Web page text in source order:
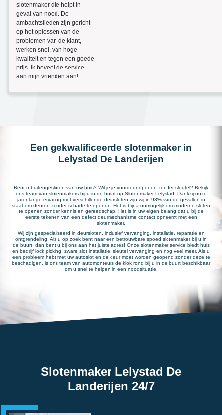
slotenmaker die helpt in
geval van nood. De
ambachtslieden zijn gericht
op het oplossen van de
problemen van de klant,
werken snel, van hoge
kwaliteit en tegen een goede
prijs. Ik beveel de service
aan mijn vrienden aan!
Een gekwalificeerde slotenmaker in
Lelystad De Landerijen
Bent u buitengesloten van uw huis? Wil je je voordeur openen zonder sleutel? Bekijk
ons team van slotenmakers bij u in de buurt op Slotenmaker-Lelystad. Dankzij onze
jarenlange ervaring met verschillende deursloten zijn wij in 98% van de gevallen in
staat om deuren zonder schade te openen. Het is bijna onmogelijk om moderne sloten
te openen zonder kennis en gereedschap. Het is in uw eigen belang dat u bij de
eerste tekenen van een defect deurmechanisme contact opneemt met een
slotenmaker.
Wij zijn gespecialiseerd in deursloten, inclusief vervanging, installatie, reparatie en
ontgrendeling. Als u op zoek bent naar een betrouwbare spoed slotenmaker bij u in
de buurt, dan bent u bij ons aan het juiste adres! Onze slotenmaker service biedt huis
en bedrijf lock picking, zware slot installatie, sleutel vervanging en nog veel meer. Als u
een probleem hebt met uw autoslot en de deur moet worden geopend zonder deze te
beschadigen, is ons team van automonteurs de klok rond bij u in de buurt beschikbaar
om u snel te helpen in een noodsituatie.
Slotenmaker Lelystad De
Landerijen 24/7